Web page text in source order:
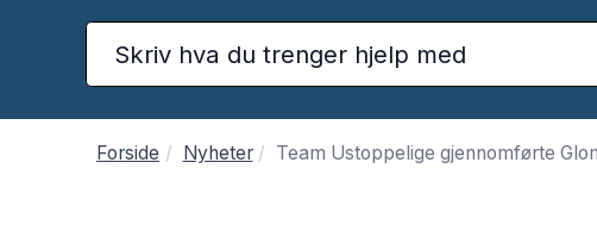
Forside Nyheter Team Ustoppelige gjennomførte